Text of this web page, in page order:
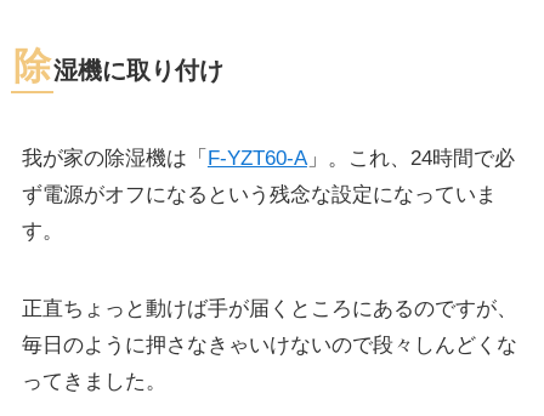
除湿機に取り付け
我が家の除湿機は「 F-YZT60-A」。これ、24時間で必
ず電源がオフになるという残念な設定になっていま
す。
正直ちょっと動けば手が届くところにあるのですが、
毎日のように押さなきゃいけないので段々しんどくな
ってきました。